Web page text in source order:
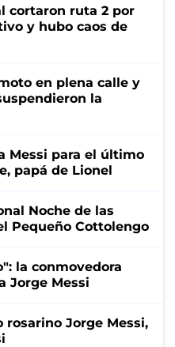
cortaron ruta 2 por
y hubo caos de
en plena calle y
la
Messi para el último
papá de Lionel
Noche de las
Pequeño Cottolengo
la conmovedora
Jorge Messi
rosarino Jorge Messi,